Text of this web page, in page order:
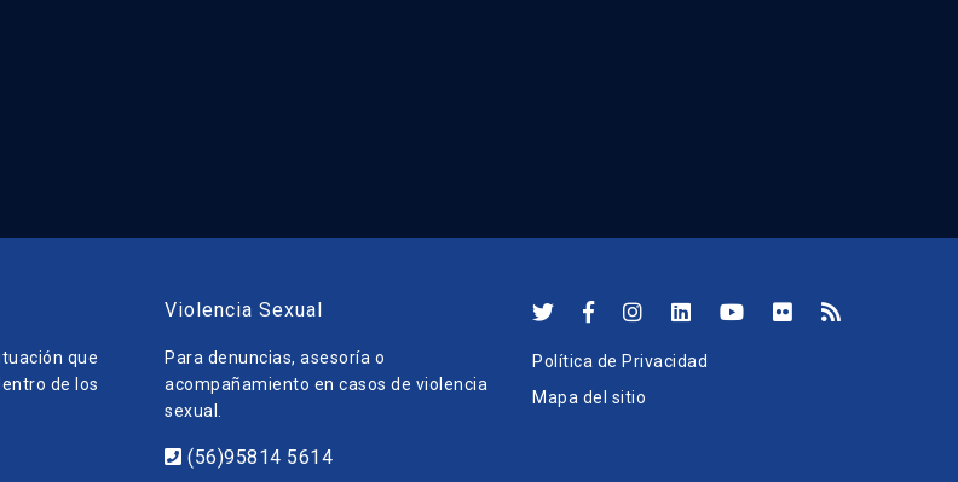
que
de los
Violencia Sexual
Para denuncias, asesoría o
acompañamiento en casos de violencia
sexual.
(56)95814 5614
Política de Privacidad
Mapa del sitio